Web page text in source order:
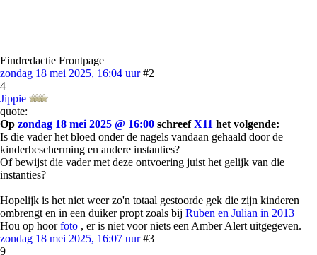
Eindredactie Frontpage
zondag 18 mei 2025, 16:04 uur #2
4
Jippie
quote:
Op zondag 18 mei 2025 @ 16:00 schreefX11 het volgende:
Is die vader het bloed onder de nagels vandaan gehaald door de
kinderbescherming en andere instanties?
Of bewijst die vader met deze ontvoering juist het gelijk van die
instanties?
Hopelijk is het niet weer zo'n totaal gestoorde gek die zijn kinderen
ombrengt en in een duiker propt zoals bij Ruben en Julian in 2013
Hou op hoorfoto , er is niet voor niets een Amber Alert uitgegeven.
zondag 18 mei 2025, 16:07 uur #3
9